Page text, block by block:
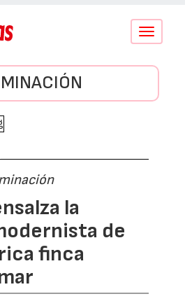
Conmutar
la
de
finca